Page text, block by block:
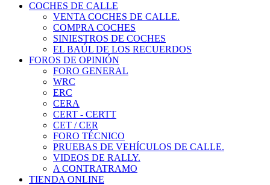
COCHES DE CALLE
VENTA COCHES DE CALLE.
COMPRA COCHES
SINIESTROS DE COCHES
EL BAÚL DE LOS RECUERDOS
FOROS DE OPINIÓN
FORO GENERAL
WRC
ERC
CERA
CERT - CERTT
CET / CER
FORO TÉCNICO
PRUEBAS DE VEHÍCULOS DE CALLE.
VIDEOS DE RALLY.
A CONTRATRAMO
TIENDA ONLINE